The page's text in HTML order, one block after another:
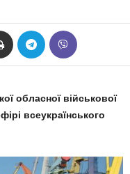
обласної військової
всеукраїнського